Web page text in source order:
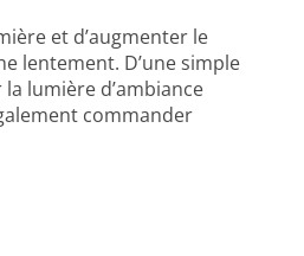
et d’augmenter le
lentement. D’une simple
lumière d’ambiance
commander